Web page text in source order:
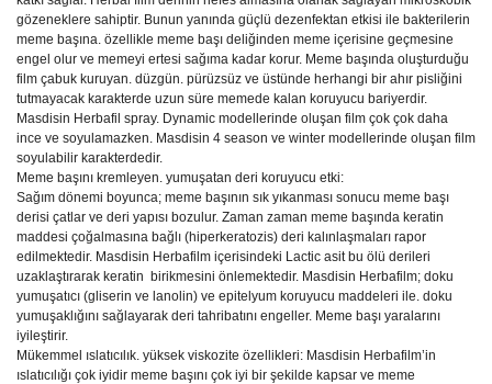
gözeneklere sahiptir. Bunun yanında güçlü dezenfektan etkisi ile bakterilerin
meme başına. özellikle meme başı deliğinden meme içerisine geçmesine
engel olur ve memeyi ertesi sağıma kadar korur. Meme başında oluşturduğu
film çabuk kuruyan. düzgün. pürüzsüz ve üstünde herhangi bir ahır pisliğini
tutmayacak karakterde uzun süre memede kalan koruyucu bariyerdir.
Masdisin Herbafil spray. Dynamic modellerinde oluşan film çok çok daha
ince ve soyulamazken. Masdisin 4 season ve winter modellerinde oluşan film
soyulabilir karakterdedir.
Meme başını kremleyen. yumuşatan deri koruyucu etki:
Sağım dönemi boyunca; meme başının sık yıkanması sonucu meme başı
derisi çatlar ve deri yapısı bozulur. Zaman zaman meme başında keratin
maddesi çoğalmasına bağlı (hiperkeratozis) deri kalınlaşmaları rapor
edilmektedir. Masdisin Herbafilm içerisindeki Lactic asit bu ölü derileri
uzaklaştırarak keratin birikmesini önlemektedir. Masdisin Herbafilm; doku
yumuşatıcı (gliserin ve lanolin) ve epitelyum koruyucu maddeleri ile. doku
yumuşaklığını sağlayarak deri tahribatını engeller. Meme başı yaralarını
iyileştirir.
Mükemmel ıslatıcılık. yüksek viskozite özellikleri: Masdisin Herbafilm’in
ıslatıcılığı çok iyidir meme başını çok iyi bir şekilde kapsar ve meme